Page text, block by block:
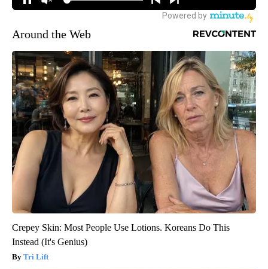
Around the Web
Crepey Skin: Most People Use Lotions. Koreans Do This
Instead (It's Genius)
Tri Lift